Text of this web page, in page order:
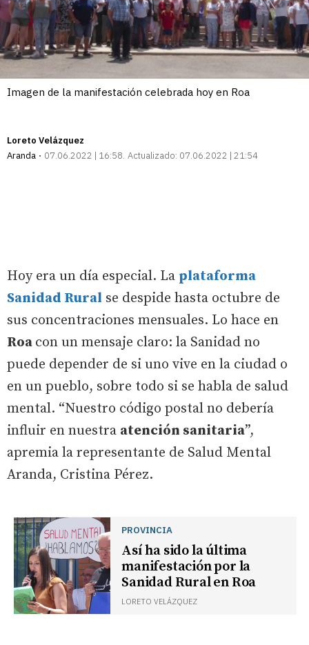
Imagen de la manifestación celebrada hoy en Roa
Loreto Velázquez
Aranda
07.06.2022 | 16:58 Actualizado: 07.06.2022 | 21:54
Hoy era un día especial. La plataforma
Sanidad Rural se despide hasta octubre de
sus concentraciones mensuales. Lo hace en
Roa con un mensaje claro: la Sanidad no
puede depender de si uno vive en la ciudad o
en un pueblo, sobre todo si se habla de salud
mental. “Nuestro código postal no debería
influir en nuestra atención sanitaria”,
apremia la representante de Salud Mental
Aranda, Cristina Pérez.
PROVINCIA
Así ha sido la última
manifestación por la
Sanidad Rural en Roa
LORETO VELÁZQUEZ